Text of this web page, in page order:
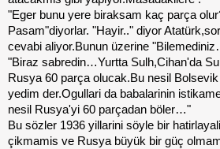
"Eger bunu yere biraksam kaç parça
Pasam"diyorlar. "Hayir.." diyor
cevabi aliyor.Bunun üzerine
"Biraz sabredin…Yurtta Sulh,Cihan'da
Rusya 60 parça olucak.Bu nesil
yedim der.Ogullari da babalarinin
nesil Rusya'yi 60 parçadan böler…"
Bu sözler 1936 yillarini söyle bir
çikmamis ve Rusya büyük bir güç